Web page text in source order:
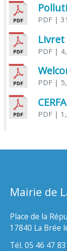
PDF|
Livret
PDF|
PDF|
PDF|
Mairie de
Place de la
17840 La Brée
Tél. 05 46 47 83